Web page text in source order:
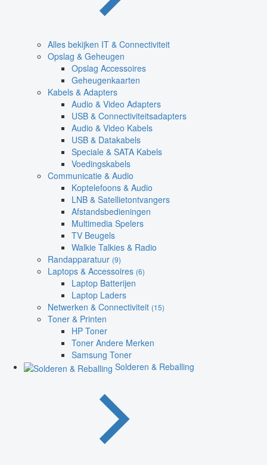
Alles bekijken IT & Connectiviteit
Opslag & Geheugen
Opslag Accessoires
Geheugenkaarten
Kabels & Adapters
Audio & Video Adapters
USB & Connectiviteitsadapters
Audio & Video Kabels
USB & Datakabels
Speciale & SATA Kabels
Voedingskabels
Communicatie & Audio
Koptelefoons & Audio
LNB & Satellietontvangers
Afstandsbedieningen
Multimedia Spelers
TV Beugels
Walkie Talkies & Radio
Randapparatuur (9)
Laptops & Accessoires (6)
Laptop Batterijen
Laptop Laders
Netwerken & Connectiviteit (15)
Toner & Printen
HP Toner
Toner Andere Merken
Samsung Toner
Solderen & Reballing